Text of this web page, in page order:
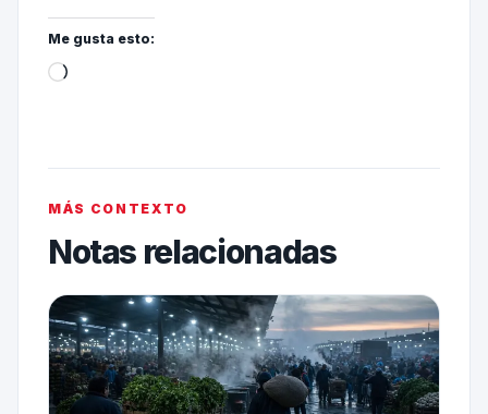
Me gusta esto:
MÁS CONTEXTO
Notas relacionadas